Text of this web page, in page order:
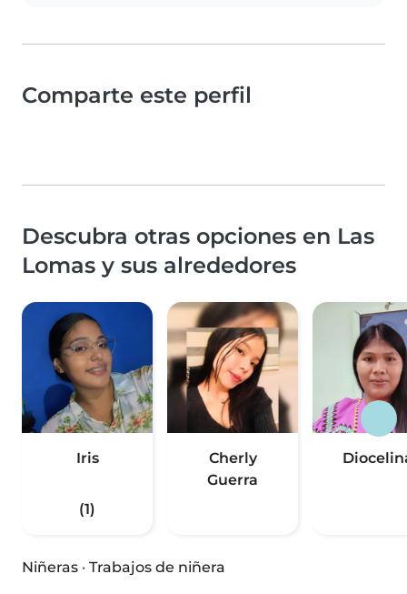
Comparte este perfil
Descubra otras opciones en Las
Lomas y sus alrededores
Iris
(1)
Cherly
Guerra
Niñeras · Trabajos de niñera